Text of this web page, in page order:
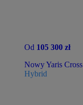
Od 105 300 zł
Nowy Yaris Cross
Hybrid